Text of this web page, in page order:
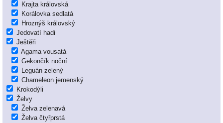
Krajta královská
Korálovka sedlatá
Hroznýš královský
Jedovatí hadi
Ještěři
Agama vousatá
Gekončík noční
Leguán zelený
Chameleon jemenský
Krokodýli
Želvy
Želva zelenavá
Želva čtyřprstá